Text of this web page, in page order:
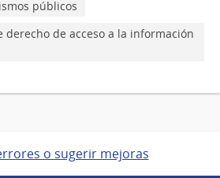
públicos
derecho de acceso a la información
o sugerir mejoras